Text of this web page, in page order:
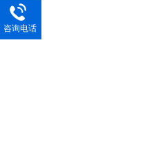
咨询电话